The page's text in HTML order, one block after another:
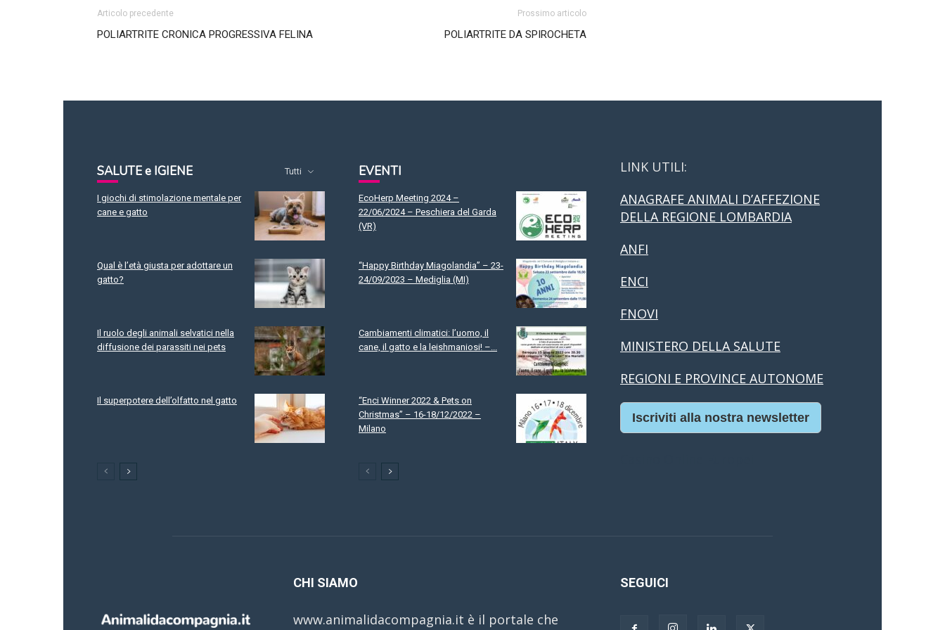
Articolo precedente
POLIARTRITE CRONICA PROGRESSIVA FELINA
Prossimo articolo
POLIARTRITE DA SPIROCHETA
SALUTE e IGIENE Tutti
I giochi di stimolazione mentale per
cane e gatto
Qual è l’età giusta per adottare un
gatto?
Il ruolo degli animali selvatici nella
diffusione dei parassiti nei pets
Il superpotere dell’olfatto nel gatto
EVENTI
EcoHerp Meeting 2024 –
22/06/2024 – Peschiera del Garda
(VR)
“Happy Birthday Miagolandia” – 23-
24/09/2023 – Mediglia (MI)
Cambiamenti climatici: l’uomo, il
cane, il gatto e la leishmaniosi! –...
“Enci Winner 2022 & Pets on
Christmas” – 16-18/12/2022 –
Milano
LINK UTILI:
ANAGRAFE ANIMALI D’AFFEZIONE
DELLA REGIONE LOMBARDIA
ANFI
ENCI
FNOVI
MINISTERO DELLA SALUTE
REGIONI E PROVINCE AUTONOME
Iscriviti alla nostra newsletter
CHI SIAMO
www.animalidacompagnia.it è il portale che
SEGUICI